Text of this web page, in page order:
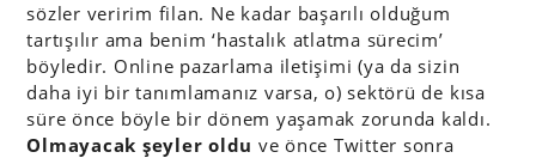
sözler veririm filan. Ne kadar başarılı olduğum
tartışılır ama benim ‘hastalık atlatma sürecim’
böyledir. Online pazarlama iletişimi (ya da sizin
daha iyi bir tanımlamanız varsa, o) sektörü de kısa
süre önce böyle bir dönem yaşamak zorunda kaldı.
Olmayacak şeyler oldu ve önce Twitter sonra